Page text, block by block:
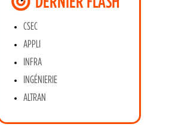
CSEC
APPLI
INFRA
INGÉNIERIE
ALTRAN